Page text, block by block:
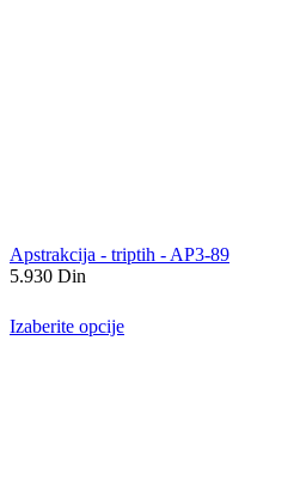
Apstrakcija - triptih - AP3-89
5.930 Din
Izaberite opcije